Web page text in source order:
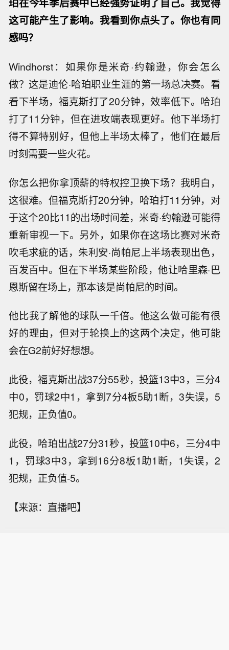
这可能产生了影响。我看到你点头了。你也有同
感吗？
Windhorst：如果你是米奇·约翰逊，你会怎么
做？这是迪伦·哈珀职业生涯的第一场总决赛。看
看下半场，福克斯打了20分钟，效率低下。哈珀
打了11分钟，但在进攻端表现更好。他下半场打
得不算特别好，但他上半场太棒了，他们在最后
时刻需要一些火花。
你怎么把你拿顶薪的特权控卫换下场？我明白，
这很难。但福克斯打20分钟，哈珀打11分钟，对
于这个20比11的出场时间差，米奇·约翰逊可能得
重新审视一下。另外，如果你在这场比赛对米奇
吹毛求疵的话，朱利安·尚帕尼上半场表现出色，
百发百中。但在下半场某些阶段，他让哈里森·巴
恩斯留在场上，那本该是尚帕尼的时间。
他比我了解他的球队一千倍。他这么做可能有很
好的理由，但对于轮换上的这两个决定，他可能
会在G2前好好想想。
此役，福克斯出战37分55秒，投篮13中3，三分4
中0，罚球2中1，拿到7分4板5助1断，3失误，5
犯规，正负值0。
此役，哈珀出战27分31秒，投篮10中6，三分4中
1，罚球3中3，拿到16分8板1助1断，1失误，2
犯规，正负值-5。
【来源：直播吧】